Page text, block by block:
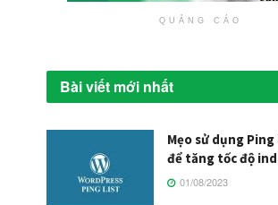
QUẢNG CÁO
Bài viết mới nhất
Mẹo sử dụng
để tăng tốc độ
01/08/2023